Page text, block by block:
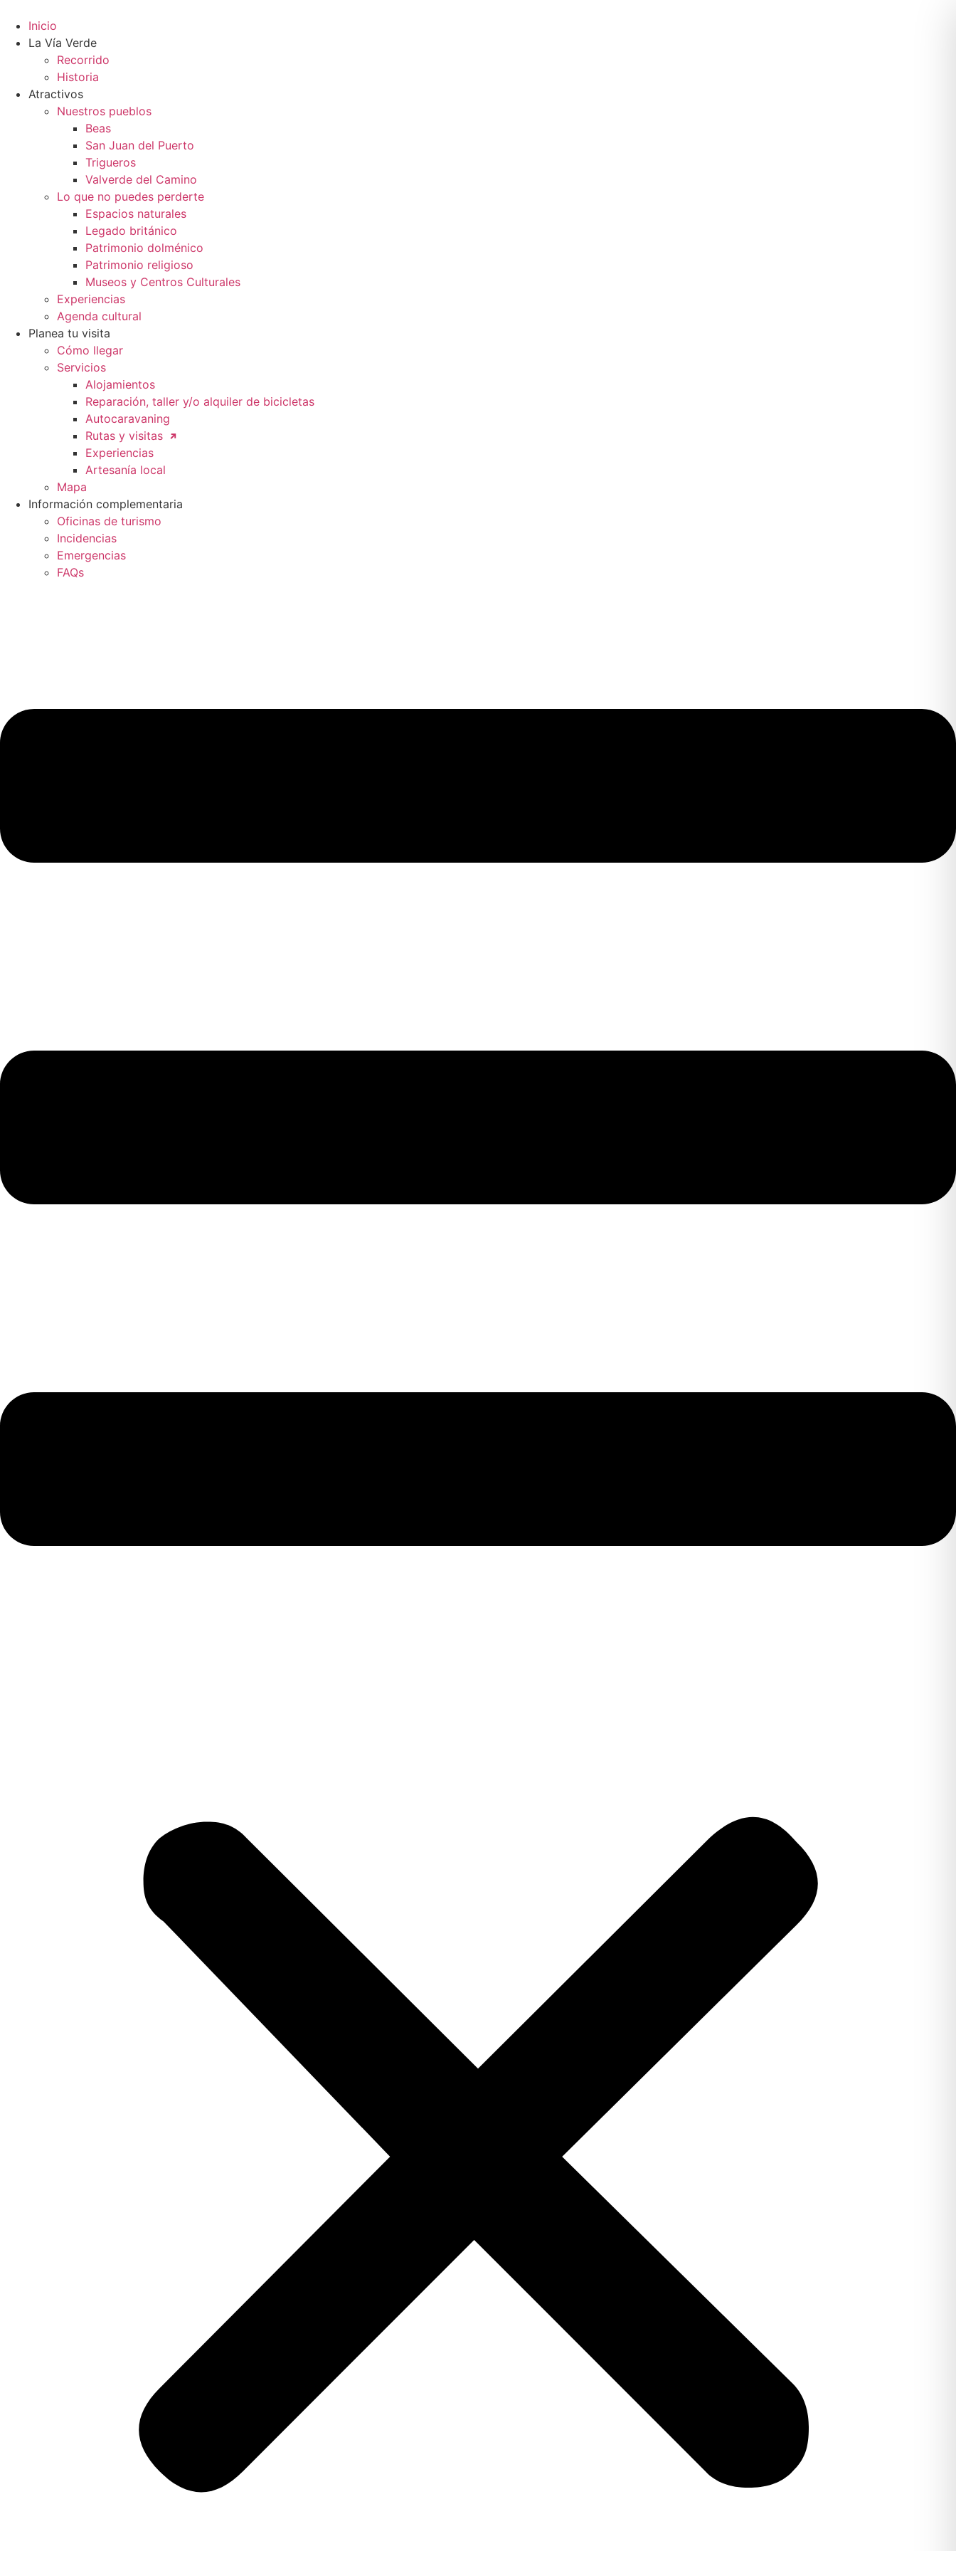
contenido
Inicio
La Vía Verde
Recorrido
Historia
Atractivos
Nuestros pueblos
Beas
San Juan del Puerto
Trigueros
Valverde del Camino
Lo que no puedes perderte
Espacios naturales
Legado británico
Patrimonio dolménico
Patrimonio religioso
Museos y Centros Culturales
Experiencias
Agenda cultural
Planea tu visita
Cómo llegar
Servicios
Alojamientos
Reparación, taller y/o alquiler de bicicletas
Autocaravaning
Rutas y visitas
Experiencias
Artesanía local
Mapa
Información complementaria
Oficinas de turismo
Incidencias
Emergencias
FAQs